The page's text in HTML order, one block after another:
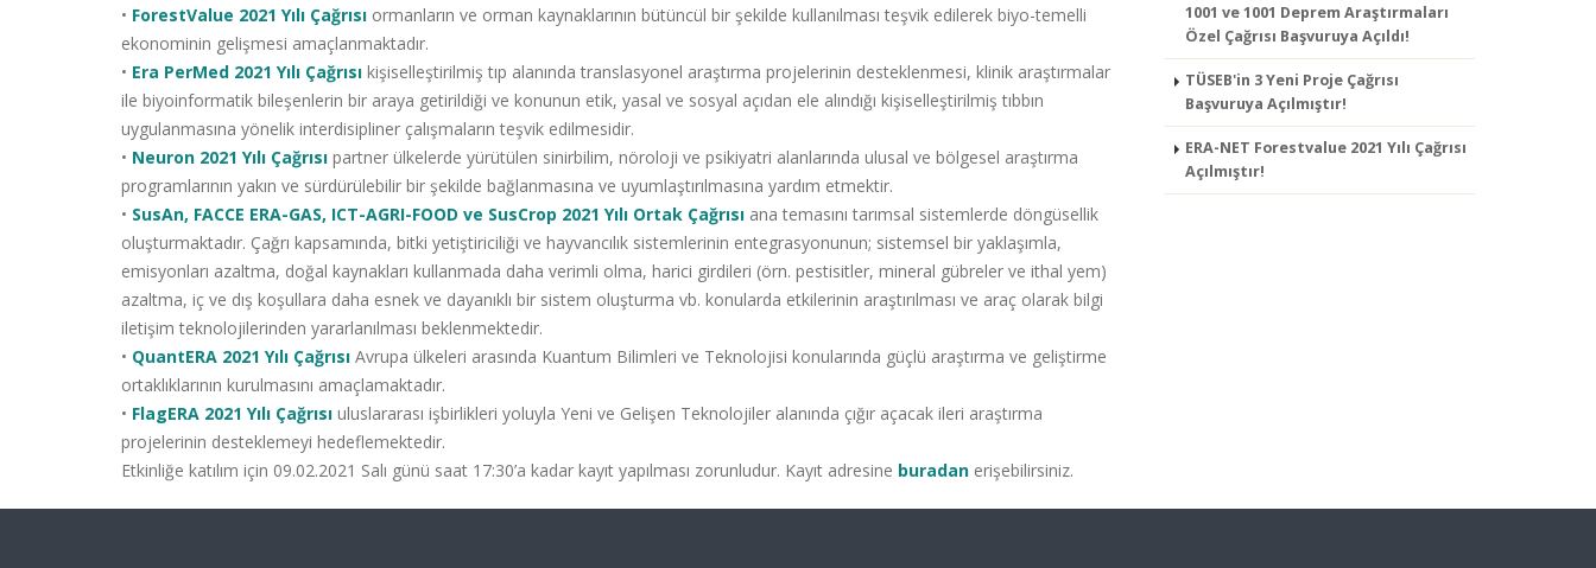
• ForestValue 2021 Yılı Çağrısı ormanların ve orman kaynaklarının bütüncül bir şekilde kullanılması teşvik edilerek biyo-temelli
ekonominin gelişmesi amaçlanmaktadır.
• Era PerMed 2021 Yılı Çağrısı kişiselleştirilmiş tıp alanında translasyonel araştırma projelerinin desteklenmesi, klinik araştırmalar
ile biyoinformatik bileşenlerin bir araya getirildiği ve konunun etik, yasal ve sosyal açıdan ele alındığı kişiselleştirilmiş tıbbın
uygulanmasına yönelik interdisipliner çalışmaların teşvik edilmesidir.
• Neuron 2021 Yılı Çağrısı partner ülkelerde yürütülen sinirbilim, nöroloji ve psikiyatri alanlarında ulusal ve bölgesel araştırma
programlarının yakın ve sürdürülebilir bir şekilde bağlanmasına ve uyumlaştırılmasına yardım etmektir.
• SusAn, FACCE ERA-GAS, ICT-AGRI-FOOD ve SusCrop 2021 Yılı Ortak Çağrısı ana temasını tarımsal sistemlerde döngüsellik
oluşturmaktadır. Çağrı kapsamında, bitki yetiştiriciliği ve hayvancılık sistemlerinin entegrasyonunun; sistemsel bir yaklaşımla,
emisyonları azaltma, doğal kaynakları kullanmada daha verimli olma, harici girdileri (örn. pestisitler, mineral gübreler ve ithal yem)
azaltma, iç ve dış koşullara daha esnek ve dayanıklı bir sistem oluşturma vb. konularda etkilerinin araştırılması ve araç olarak bilgi
iletişim teknolojilerinden yararlanılması beklenmektedir.
• QuantERA 2021 Yılı Çağrısı Avrupa ülkeleri arasında Kuantum Bilimleri ve Teknolojisi konularında güçlü araştırma ve geliştirme
ortaklıklarının kurulmasını amaçlamaktadır.
• FlagERA 2021 Yılı Çağrısı uluslararası işbirlikleri yoluyla Yeni ve Gelişen Teknolojiler alanında çığır açacak ileri araştırma
projelerinin desteklemeyi hedeflemektedir.
Etkinliğe katılım için 09.02.2021 Salı günü saat 17:30’a kadar kayıt yapılması zorunludur. Kayıt adresine buradan erişebilirsiniz.
1001 ve 1001 Deprem Araştırmaları
Özel Çağrısı Başvuruya Açıldı!
TÜSEB'in 3 Yeni Proje Çağrısı
Başvuruya Açılmıştır!
ERA-NET Forestvalue 2021 Yılı Çağrısı
Açılmıştır!